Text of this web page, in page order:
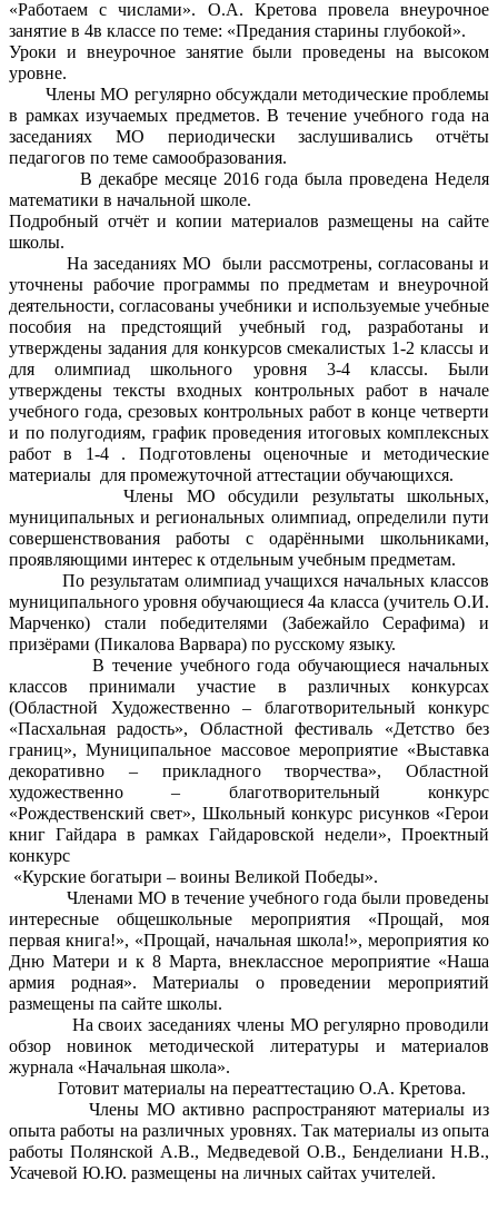
«Работаем с числами». О.А. Кретова провела внеурочное
занятие в 4в классе по теме: «Предания старины глубокой».
Уроки и внеурочное занятие были проведены на высоком
уровне.
Члены МО регулярно обсуждали методические проблемы
в рамках изучаемых предметов. В течение учебного года на
заседаниях МО периодически заслушивались отчёты
педагогов по теме самообразования.
В декабре месяце 2016 года была проведена Неделя
математики в начальной школе.
Подробный отчёт и копии материалов размещены на сайте
школы.
На заседаниях МО были рассмотрены, согласованы и
уточнены рабочие программы по предметам и внеурочной
деятельности, согласованы учебники и используемые учебные
пособия на предстоящий учебный год, разработаны и
утверждены задания для конкурсов смекалистых 1-2 классы и
для олимпиад школьного уровня 3-4 классы. Были
утверждены тексты входных контрольных работ в начале
учебного года, срезовых контрольных работ в конце четверти
и по полугодиям, график проведения итоговых комплексных
работ в 1-4 . Подготовлены оценочные и методические
материалы для промежуточной аттестации обучающихся.
Члены МО обсудили результаты школьных,
муниципальных и региональных олимпиад, определили пути
совершенствования работы с одарёнными школьниками,
проявляющими интерес к отдельным учебным предметам.
По результатам олимпиад учащихся начальных классов
муниципального уровня обучающиеся 4а класса (учитель О.И.
Марченко) стали победителями (Забежайло Серафима) и
призёрами (Пикалова Варвара) по русскому языку.
В течение учебного года обучающиеся начальных
классов принимали участие в различных конкурсах
(Областной Художественно – благотворительный конкурс
«Пасхальная радость», Областной фестиваль «Детство без
границ», Муниципальное массовое мероприятие «Выставка
декоративно – прикладного творчества», Областной
художественно – благотворительный конкурс
«Рождественский свет», Школьный конкурс рисунков «Герои
книг Гайдара в рамках Гайдаровской недели», Проектный
конкурс
«Курские богатыри – воины Великой Победы».
Членами МО в течение учебного года были проведены
интересные общешкольные мероприятия «Прощай, моя
первая книга!», «Прощай, начальная школа!», мероприятия ко
Дню Матери и к 8 Марта, внеклассное мероприятие «Наша
армия родная». Материалы о проведении мероприятий
размещены па сайте школы.
На своих заседаниях члены МО регулярно проводили
обзор новинок методической литературы и материалов
журнала «Начальная школа».
Готовит материалы на переаттестацию О.А. Кретова.
Члены МО активно распространяют материалы из
опыта работы на различных уровнях. Так материалы из опыта
работы Полянской А.В., Медведевой О.В., Бенделиани Н.В.,
Усачевой Ю.Ю. размещены на личных сайтах учителей.